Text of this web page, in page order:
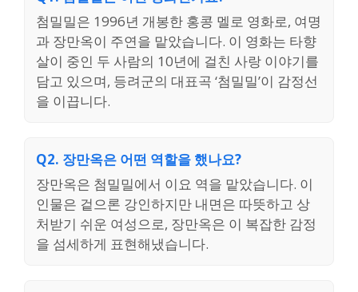
첨밀밀은 1996년 개봉한 홍콩 멜로 영화로, 여명
과 장만옥이 주연을 맡았습니다. 이 영화는 타향
살이 중인 두 사람의 10년에 걸친 사랑 이야기를
담고 있으며, 등려군의 대표곡 ‘첨밀밀’이 감정선
을 이끕니다.
Q2. 장만옥은 어떤 역할을 했나요?
장만옥은 첨밀밀에서 이요 역을 맡았습니다. 이
인물은 겉으론 강인하지만 내면은 따뜻하고 상
처받기 쉬운 여성으로, 장만옥은 이 복잡한 감정
을 섬세하게 표현해냈습니다.